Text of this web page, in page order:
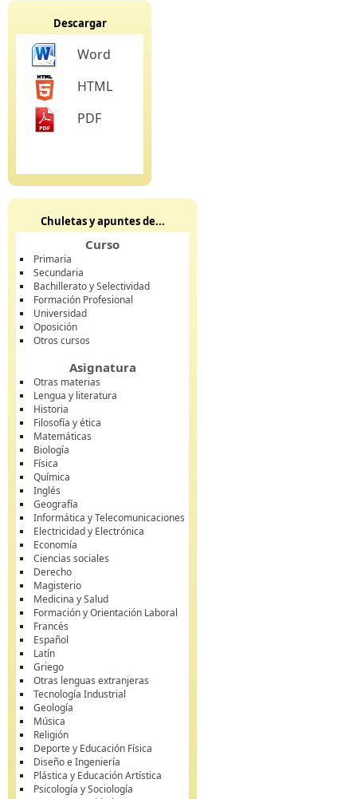
Descargar
Word
HTML
PDF
Chuletas y apuntes de...
Curso
Primaria
Secundaria
Bachillerato y Selectividad
Formación Profesional
Universidad
Oposición
Otros cursos
Asignatura
Otras materias
Lengua y literatura
Historia
Filosofía y ética
Matemáticas
Biología
Física
Química
Inglés
Geografía
Informática y Telecomunicaciones
Electricidad y Electrónica
Economía
Ciencias sociales
Derecho
Magisterio
Medicina y Salud
Formación y Orientación Laboral
Francés
Español
Latín
Griego
Otras lenguas extranjeras
Tecnología Industrial
Geología
Música
Religión
Deporte y Educación Física
Diseño e Ingeniería
Plástica y Educación Artística
Psicología y Sociología